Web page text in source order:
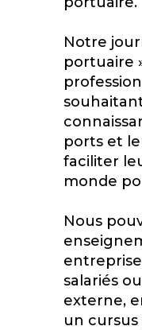
Notre
portuaire
ports et
faciliter
monde
Nous
salariés
externe,
un